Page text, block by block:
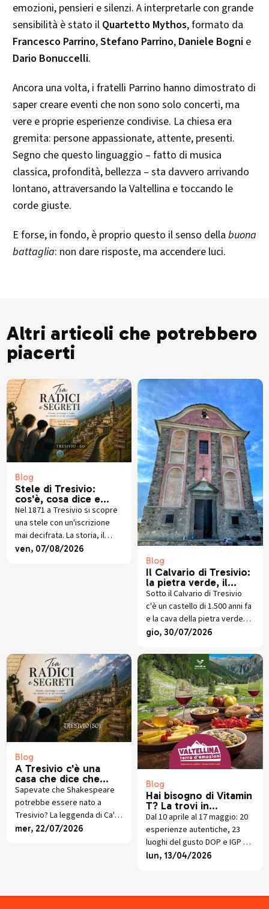
emozioni, pensieri e silenzi. A interpretarle con grande
sensibilità è stato il Quartetto Mythos, formato da
Francesco Parrino,Stefano Parrino, Daniele Bogni e
Dario Bonuccelli.
Ancora una volta, i fratelli Parrino hanno dimostrato di
saper creare eventi che non sono solo concerti, ma
vere e proprie esperienze condivise. La chiesa era
gremita: persone appassionate, attente, presenti.
Segno che questo linguaggio – fatto di musica
classica, profondità, bellezza – sta davvero arrivando
lontano, attraversando la Valtellina e toccando le
corde giuste.
E forse, in fondo, è proprio questo il senso della buona
battaglia: non dare risposte, ma accendere luci.
Altri articoli che potrebbero
piacerti
Blog
Stele di Tresivio:
cos'è, cosa dice e
perché è così
importante
Nel 1871 a Tresivio si scopre
una stele con un'iscrizione
mai decifrata. La storia, il
mistero e dove vederla nel
ven, 07/08/2026
Blog
Il Calvario di Tresivio:
la pietra verde, il
castello scomparso e
lo scavo che sta
riscrivendo la storia
Sotto il Calvario di Tresivio
c'è un castello di 1.500 anni fa
e la cava della pietra verde
che veste ancora oggi la
recenti.
gio, 30/07/2026
Blog
A Tresivio c'è una
casa che dice che
Shakespeare non era
inglese
Sapevate che Shakespeare
potrebbe essere nato a
Tresivio? La leggenda di Ca'
d'Otello, tra il cognome
mer, 22/07/2026
Blog
Hai bisogno di Vitamin
T? La trovi in
Valtellina (fino al 17
maggio)
Dal 10 aprile al 17 maggio: 20
esperienze autentiche, 23
luoghi del gusto DOP e IGP e
una web-app gratuita per
lun, 13/04/2026